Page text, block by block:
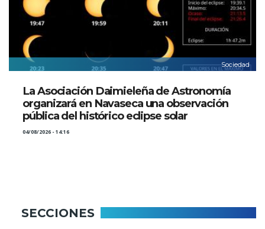
Sociedad
La Asociación Daimieleña de Astronomía
organizará en Navaseca una observación
pública del histórico eclipse solar
04/08/2026 - 14:16
SECCIONES